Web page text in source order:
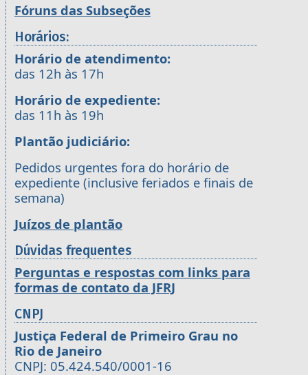
Fóruns das Subseções
Horários:
Horário de atendimento:
das 12h às 17h
Horário de expediente:
das 11h às 19h
Plantão judiciário:
Pedidos urgentes fora do horário de
expediente (inclusive feriados e finais de
semana)
Juízos de plantão
Dúvidas frequentes
Perguntas e respostas com links para
formas de contato da JFRJ
CNPJ
Justiça Federal de Primeiro Grau no
Rio de Janeiro
CNPJ: 05.424.540/0001-16